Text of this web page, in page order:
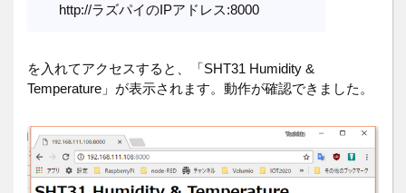
http://ラズパイのIPアドレス:8000
を入れてアクセスすると、「SHT31 Humidity &
Temperature」が表示されます。動作が確認できました。